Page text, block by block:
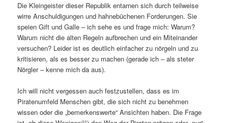
Die Kleingeister dieser Republik entarnen sich durch teilweise
wirre Anschuldigungen und hahnebüchenen Forderungen. Sie
speien Gift und Galle – ich sehe es und frage mich: Warum?
Warum nicht die alten Regeln aufbrechen und ein Miteinander
versuchen? Leider ist es deutlich einfacher zu nörgeln und zu
kritisieren, als es besser zu machen (gerade ich – als steter
Nörgler – kenne mich da aus).
Ich will nicht vergessen auch festzustellen, dass es im
Piratenumfeld Menschen gibt, die sich nicht zu benehmen
wissen oder die „bemerkenswerte“ Ansichten haben. Die Frage